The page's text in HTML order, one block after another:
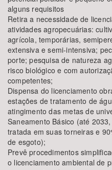
alguns requisitos
Retira a necessidade de
atividades agropecuárias:
agrícola, temporárias,
extensiva e semi-intensiva;
porte; pesquisa de natureza
risco biológico e com
competentes;
Dispensa do licenciamento
estações de tratamento de
atingimento das metas de
Saneamento Básico (até
tratada em suas torneiras e
de esgoto);
Prevê procedimentos
o licenciamento ambiental de